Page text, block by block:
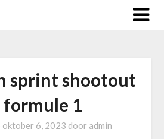
sprint shootout
1
oktober 6, 2023 door admin